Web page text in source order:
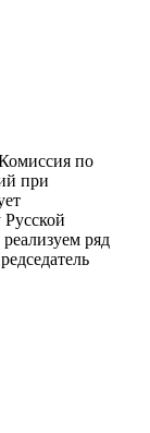
по
при
ряд